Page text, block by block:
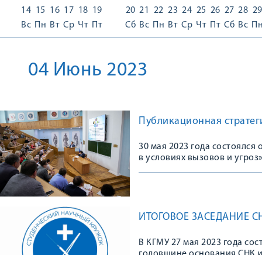
14
Вс
15
Пн
16
Вт
17
Ср
18
Чт
19
Пт
20
Сб
21
Вс
22
Пн
23
Вт
24
Ср
25
Чт
26
Пт
27
Сб
28
Вс
29
04 Июнь 2023
Публикационная
30 мая 2023 года
в условиях вызовов и
ИТОГОВОЕ ЗАСЕДАНИЕ
В КГМУ 27 мая 2023 года